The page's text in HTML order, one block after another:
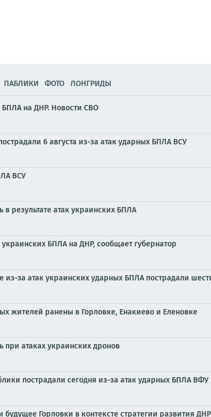
ПАБЛИКИ ФОТО ЛОНГРИДЫ
на ДНР. Новости СВО
6 августа из-за атак ударных БПЛА ВСУ
ВСУ
результате атак украинских БПЛА
БПЛА на ДНР, сообщает губернатор
из-за атак украинских ударных БПЛА пострадали
жителей ранены в Горловке, Енакиево и Еленовке
атаках украинских дронов
пострадали сегодня из-за атак ударных БПЛА ВФУ
Горловки в контексте стратегии развития ДНР